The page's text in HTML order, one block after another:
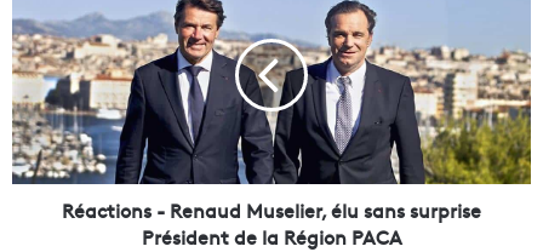
a
c
t
i
o
n
s
Réactions - Renaud Muselier, élu sans surprise
Président de la Région PACA